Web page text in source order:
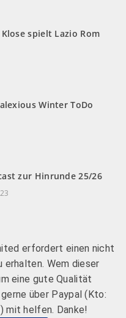
Klose spielt Lazio Rom
Winter ToDo
zur Hinrunde 25/26
erfordert einen nicht
erhalten. Wem dieser
eine gute Qualität
über Paypal (Kto:
mit helfen. Danke!